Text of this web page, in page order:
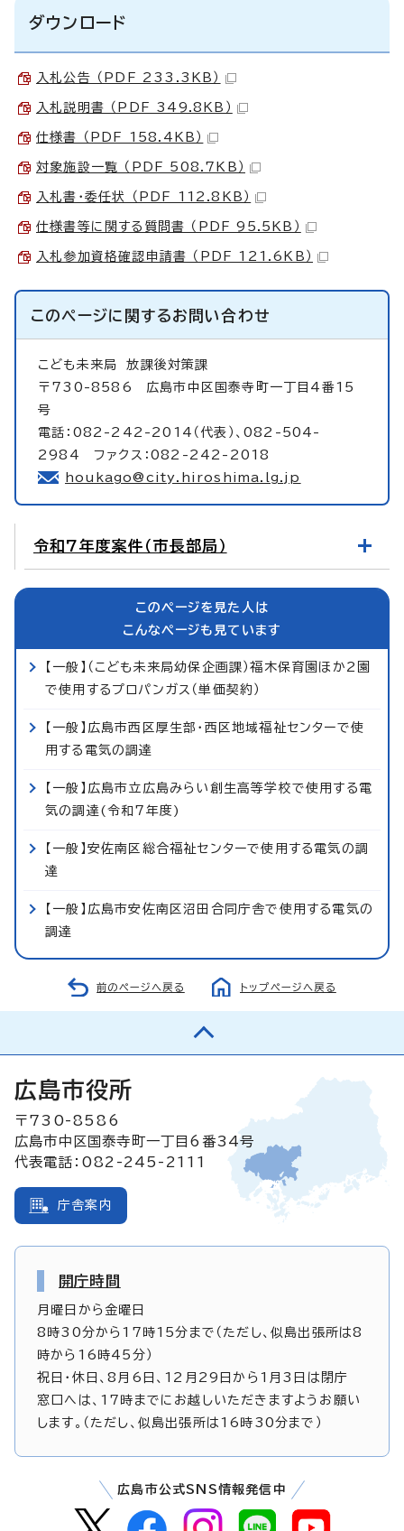
ダウンロード
入札公告 （PDF 233.3KB）
入札説明書 （PDF 349.8KB）
仕様書 （PDF 158.4KB）
対象施設一覧 （PDF 508.7KB）
入札書・委任状 （PDF 112.8KB）
仕様書等に関する質問書 （PDF 95.5KB）
入札参加資格確認申請書 （PDF 121.6KB）
このページに関するお問い合わせ
こども未来局放課後対策課
〒730-8586 広島市中区国泰寺町一丁目4番15
号
電話：082-242-2014（代表）、082-504-
2984 ファクス：082-242-2018
houkago@city.hiroshima.lg.jp
令和7年度案件（市長部局）
このページを見た人は
こんなページも見ています
【一般】（こども未来局幼保企画課）福木保育園ほか2園
で使用するプロパンガス（単価契約）
【一般】広島市西区厚生部・西区地域福祉センターで使
用する電気の調達
【一般】広島市立広島みらい創生高等学校で使用する電
気の調達(令和7年度)
【一般】安佐南区総合福祉センターで使用する電気の調
達
【一般】広島市安佐南区沼田合同庁舎で使用する電気の
調達
前のページへ戻る トップページへ戻る
広島市役所
〒730-8586
広島市中区国泰寺町一丁目6番34号
代表電話：082-245-2111
庁舎案内
開庁時間
月曜日から金曜日
8時30分から17時15分まで（ただし、似島出張所は8
時から16時45分）
祝日・休日、8月6日、12月29日から1月3日は閉庁
窓口へは、17時までにお越しいただきますようお願い
します。（ただし、似島出張所は16時30分まで）
広島市公式SNS情報発信中